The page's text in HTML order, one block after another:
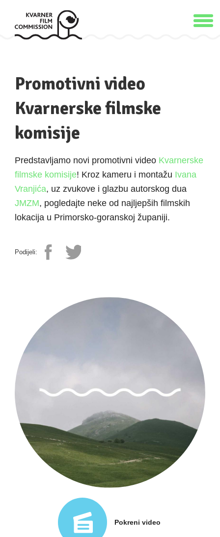
Promotivni video
Kvarnerske filmske
komisije
Predstavljamo novi promotivni video Kvarnerske
filmske komisije! Kroz kameru i montažu Ivana
Vranjića, uz zvukove i glazbu autorskog dua
JMZM, pogledajte neke od najljepših filmskih
lokacija u Primorsko-goranskoj županiji.
Podijeli:
Pokreni video